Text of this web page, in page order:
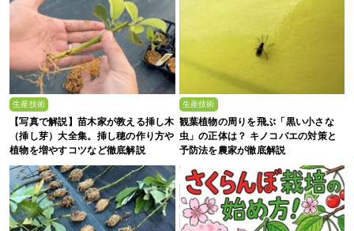
生産技術
【写真で解説】苗木家が教える挿し木
（挿し芽）大全集。挿し穂の作り方や
植物を増やすコツなど徹底解説
生産技術
観葉植物の周りを飛ぶ「黒い小さな
虫」の正体は？ キノコバエの対策と
予防法を農家が徹底解説